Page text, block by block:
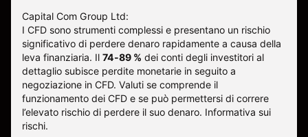
Capital Com Group Ltd:
I CFD sono strumenti complessi e presentano un rischio
significativo di perdere denaro rapidamente a causa della
leva finanziaria. Il 74-89 % dei conti degli investitori al
dettaglio subisce perdite monetarie in seguito a
negoziazione in CFD. Valuti se comprende il
funzionamento dei CFD e se può permettersi di correre
l’elevato rischio di perdere il suo denaro. Informativa sui
rischi.